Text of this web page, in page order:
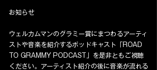
お知らせ
ウェルカムマンのグラミー賞にまつわるアーティ
ストや音楽を紹介するポッドキャスト「ROAD
TO GRAMMY PODCAST」を是非ともご視聴
ください。アーティスト紹介の後に音楽が流れる